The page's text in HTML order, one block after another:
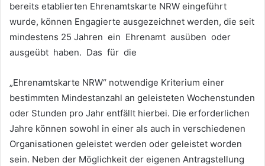
bereits etablierten Ehrenamtskarte NRW eingeführt
wurde, können Engagierte ausgezeichnet werden, die seit
mindestens 25 Jahren ein Ehrenamt ausüben oder
ausgeübt haben. Das für die
„Ehrenamtskarte NRW“ notwendige Kriterium einer
bestimmten Mindestanzahl an geleisteten Wochenstunden
oder Stunden pro Jahr entfällt hierbei. Die erforderlichen
Jahre können sowohl in einer als auch in verschiedenen
Organisationen geleistet werden oder geleistet worden
sein. Neben der Möglichkeit der eigenen Antragstellung